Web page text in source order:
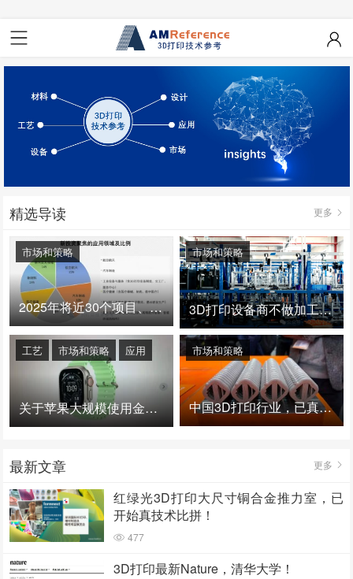
精选导读 更多
2025年将近30个项目、150亿投资：3D打印真的迎来爆发拐点了吗
市场和策略
3D打印设备商不做加工服务，就成了旁观者！
市场和策略
关于苹果大规模使用金属3D打印的思考
工艺 市场和策略 应用
中国3D打印行业，已真正进入爆发时代！
市场和策略
最新文章 更多
红绿光3D打印大尺寸铜合金推力室，已
开始真技术比拼！
477
3D打印最新Nature，清华大学！